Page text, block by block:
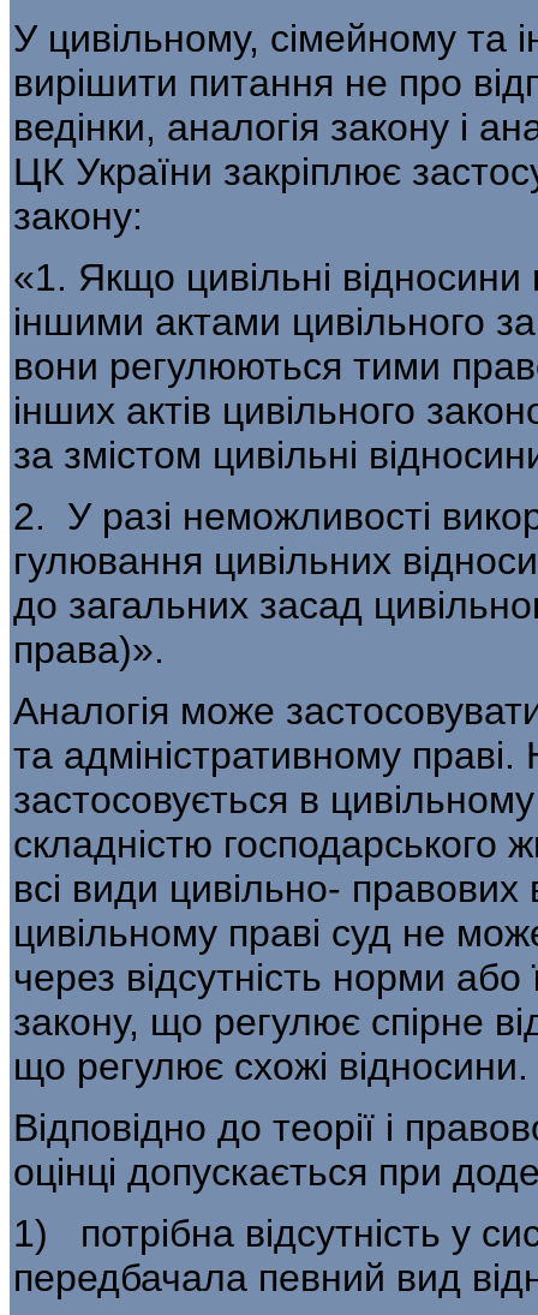
У цивільному, сімейному та
вирішити питання не про
ведінки, аналогія закону і
ЦК України закріплює
закону:
«1. Якщо цивільні
іншими актами цивільного
вони регулюються тими
інших актів цивільного
за змістом цивільні
2. У разі неможливості
гулювання цивільних
до загальних засад
права)».
Аналогія може
та адміністративному
засто­совується в
складністю гос­подарського
всі види цивільно-
цивільному праві суд не
через відсутність норми або
закону, що регулює спірне
що регулює схожі відносини.
Відповідно до теорії і
оцінці допускається при
1) потрібна відсутність у
передбачала певний вид